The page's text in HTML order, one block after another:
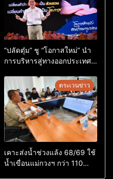
“ปลัดตุ๋ม” ชู “โอกาสใหม่” นำ
การบริหารสู่ทางออกประเทศ
ตระเวนข่าว
เคาะส่งน้ำช่วงแล้ง 68/69 ใช้
น้ำเขื่อนแม่กวงฯ กว่า 110